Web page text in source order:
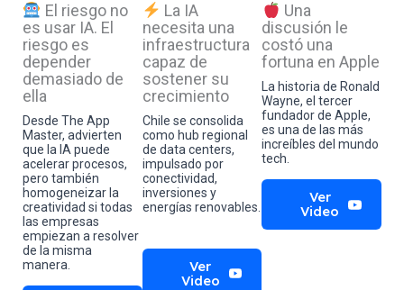
El riesgo no
es usar IA. El
riesgo es
depender
demasiado de
ella
Desde The App
Master, advierten
que la IA puede
acelerar procesos,
pero también
homogeneizar la
creatividad si todas
las empresas
empiezan a resolver
de la misma
manera.
La IA
necesita una
infraestructura
capaz de
sostener su
crecimiento
Chile se consolida
como hub regional
de data centers,
impulsado por
conectividad,
inversiones y
energías renovables.
Ver
Video
Una
discusión le
costó una
fortuna en Apple
La historia de Ronald
Wayne, el tercer
fundador de Apple,
es una de las más
increíbles del mundo
tech.
Ver
Video